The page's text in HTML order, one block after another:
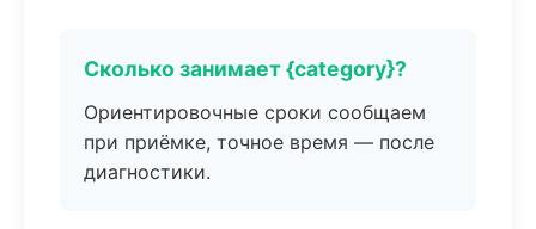
Сколько занимает {category}?
Ориентировочные сроки сообщаем
при приёмке, точное время — после
диагностики.